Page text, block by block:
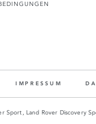
IMPRESSUM
Sport, Land Rover Discovery